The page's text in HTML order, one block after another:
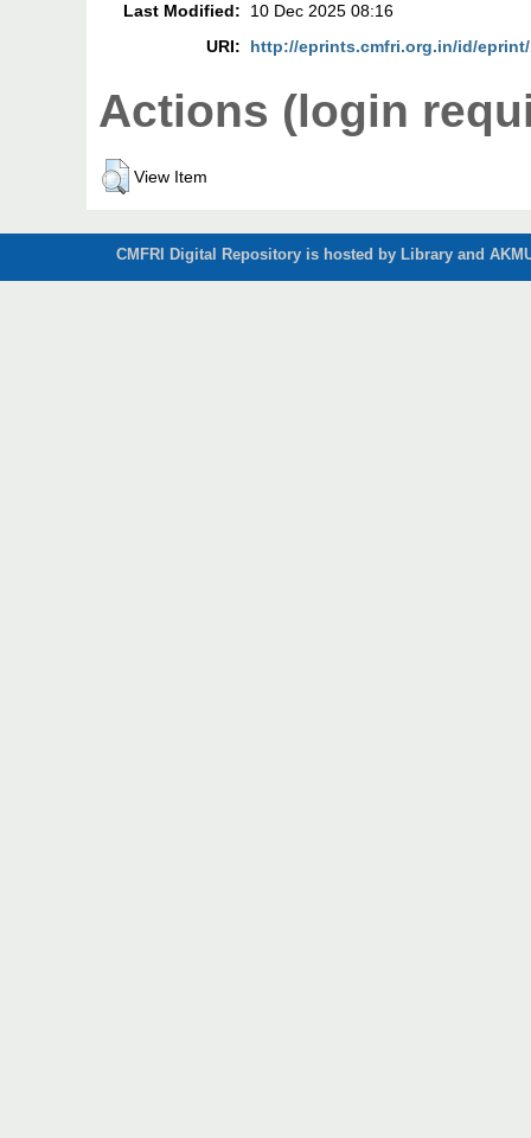
Last Modified:
10 Dec 2025 08:16
URI:
http://eprints.cmfri.org.in/id/eprint/
Actions (login
View Item
CMFRI Digital Repository is hosted by Library and